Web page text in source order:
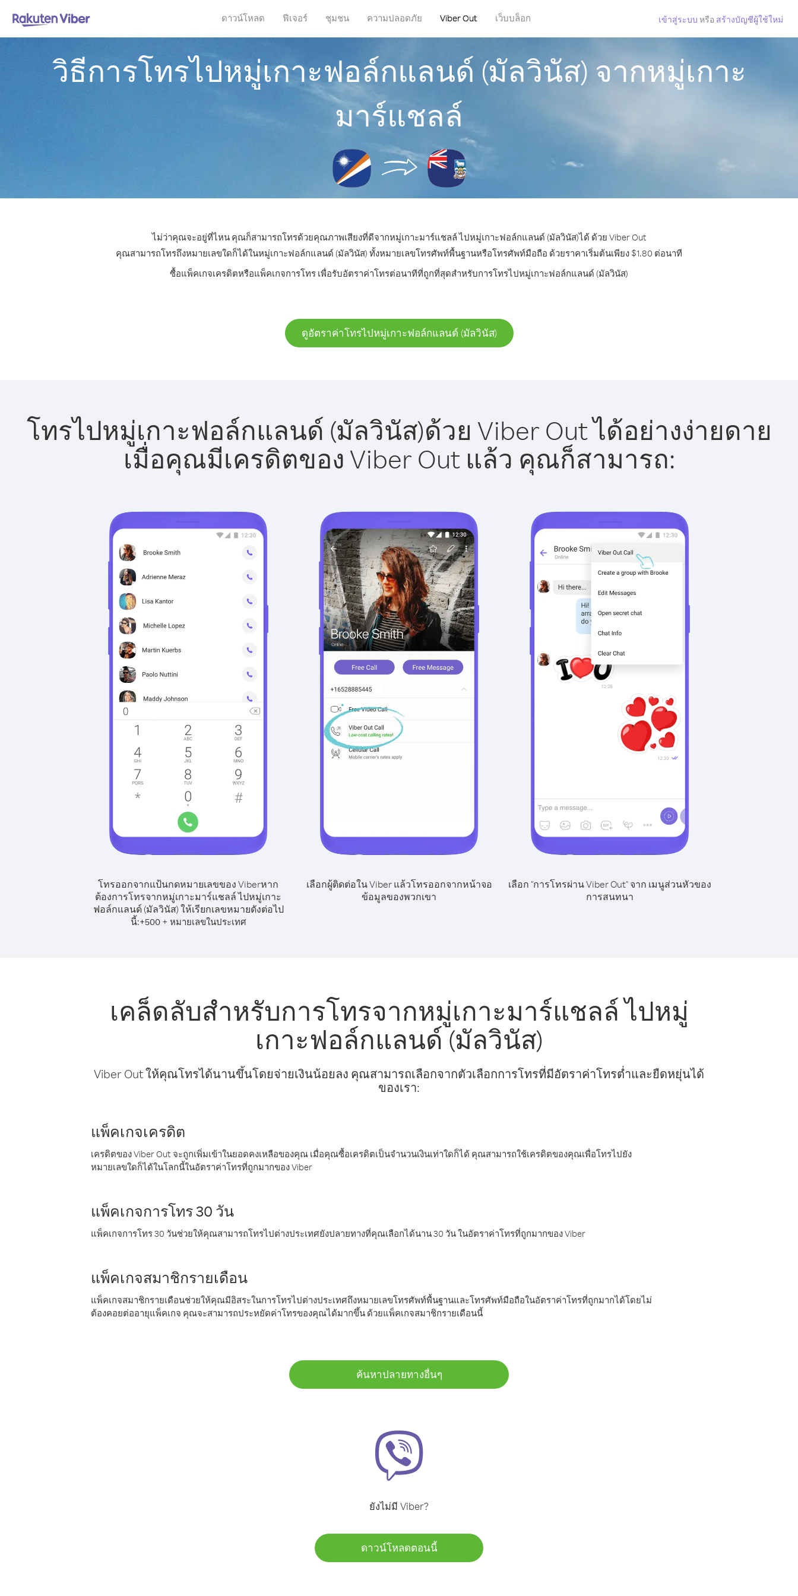
ดาวน์โหลด ฟีเจอร์ ชุมชน ความปลอดภัย Viber Out เว็บบล็อก เข้าสู่ระบบ หรือ สร้างบัญชีผู้ใช้ใหม่
วิธีการโทรไปหมู่เกาะฟอล์กแลนด์ (มัลวินัส) จากหมู่เกาะ
มาร์แชลล์
ไม่ว่าคุณจะอยู่ที่ไหน คุณก็สามารถโทรด้วยคุณภาพเสียงที่ดีจากหมู่เกาะมาร์แชลล์ ไปหมู่เกาะฟอล์กแลนด์ (มัลวินัส)ได้ ด้วย Viber Out
คุณสามารถโทรถึงหมายเลขใดก็ได้ในหมู่เกาะฟอล์กแลนด์ (มัลวินัส) ทั้งหมายเลขโทรศัพท์พื้นฐานหรือโทรศัพท์มือถือ ด้วยราคาเริ่มต้นเพียง $1.80 ต่อนาที
ซื้อแพ็คเกจเครดิตหรือแพ็คเกจการโทร เพื่อรับอัตราค่าโทรต่อนาทีที่ถูกที่สุดสำหรับการโทรไปหมู่เกาะฟอล์กแลนด์ (มัลวินัส)
ดูอัตราค่าโทรไปหมู่เกาะฟอล์กแลนด์ (มัลวินัส)
โทรไปหมู่เกาะฟอล์กแลนด์ (มัลวินัส)ด้วย Viber Out ได้อย่างง่ายดาย
เมื่อคุณมีเครดิตของ Viber Out แล้ว คุณก็สามารถ:
โทรออกจากแป้นกดหมายเลขของ Viberหาก
ต้องการโทรจากหมู่เกาะมาร์แชลล์ ไปหมู่เกาะ
ฟอล์กแลนด์ (มัลวินัส) ให้เรียกเลขหมายดังต่อไป
นี้:+500+ หมายเลขในประเทศ
เลือกผู้ติดต่อใน Viber แล้วโทรออกจากหน้าจอ
ข้อมูลของพวกเขา
เลือก "การโทรผ่าน Viber Out" จาก เมนูส่วนหัวของ
การสนทนา
เคล็ดลับสำหรับการโทรจากหมู่เกาะมาร์แชลล์ ไปหมู่
เกาะฟอล์กแลนด์ (มัลวินัส)
Viber Out ให้คุณโทรได้นานขึ้นโดยจ่ายเงินน้อยลง คุณสามารถเลือกจากตัวเลือกการโทรที่มีอัตราค่าโทรต่ำและยืดหยุ่นได้
ของเรา:
แพ็คเกจเครดิต
เครดิตของ Viber Out จะถูกเพิ่มเข้าในยอดคงเหลือของคุณ เมื่อคุณซื้อเครดิตเป็นจำนวนเงินเท่าใดก็ได้ คุณสามารถใช้เครดิตของคุณเพื่อโทรไปยัง
หมายเลขใดก็ได้ในโลกนี้ในอัตราค่าโทรที่ถูกมากของ Viber
แพ็คเกจการโทร 30 วัน
แพ็คเกจการโทร 30 วันช่วยให้คุณสามารถโทรไปต่างประเทศยังปลายทางที่คุณเลือกได้นาน 30 วัน ในอัตราค่าโทรที่ถูกมากของ Viber
แพ็คเกจสมาชิกรายเดือน
แพ็คเกจสมาชิกรายเดือนช่วยให้คุณมีอิสระในการโทรไปต่างประเทศถึงหมายเลขโทรศัพท์พื้นฐานและโทรศัพท์มือถือในอัตราค่าโทรที่ถูกมากได้โดยไม่
ต้องคอยต่ออายุแพ็คเกจ คุณจะสามารถประหยัดค่าโทรของคุณได้มากขึ้น ด้วยแพ็คเกจสมาชิกรายเดือนนี้
ค้นหาปลายทางอื่นๆ
ยังไม่มี Viber?
ดาวน์โหลดตอนนี้